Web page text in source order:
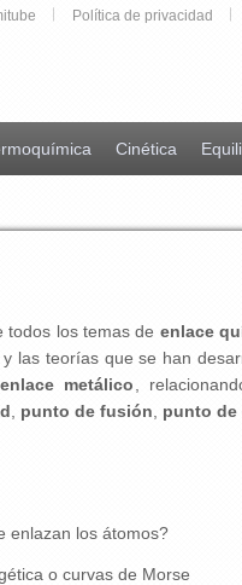
Política de privacidad
Cinética
todos los temas de enlace
las teorías que se han
enlace metálico ,
punto de fusión punto
enlazan los átomos?
o curvas de Morse